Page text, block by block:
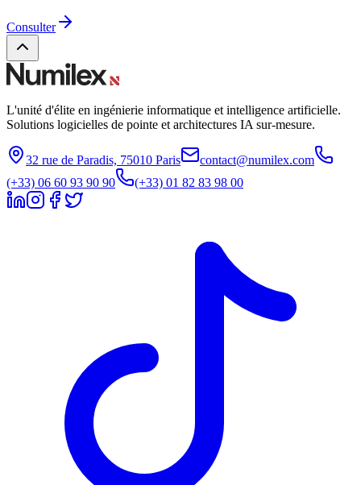
Consulter
L'unité d'élite en ingénierie informatique et intelligence artificielle.
Solutions logicielles de pointe et architectures IA sur-mesure.
32 rue de Paradis, 75010 Paris
contact@numilex.com
(+33) 06 60 93 90 90
(+33) 01 82 83 98 00